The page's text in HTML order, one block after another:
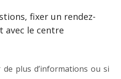
fixer un rendez-
avec le centre
plus d’informations ou si